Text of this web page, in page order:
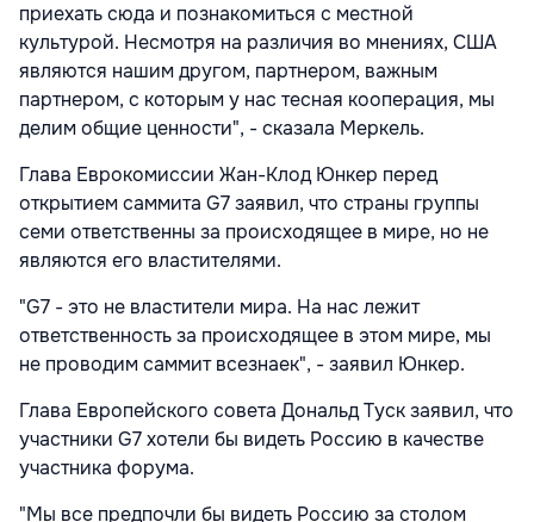
приехать сюда и познакомиться с местной
культурой. Несмотря на различия во мнениях, США
являются нашим другом, партнером, важным
партнером, с которым у нас тесная кооперация, мы
делим общие ценности", - сказала Меркель.
Глава Еврокомиссии Жан-Клод Юнкер перед
открытием саммита G7 заявил, что страны группы
семи ответственны за происходящее в мире, но не
являются его властителями.
"G7 - это не властители мира. На нас лежит
ответственность за происходящее в этом мире, мы
не проводим саммит всезнаек", - заявил Юнкер.
Глава Европейского совета Дональд Туск заявил, что
участники G7 хотели бы видеть Россию в качестве
участника форума.
"Мы все предпочли бы видеть Россию за столом